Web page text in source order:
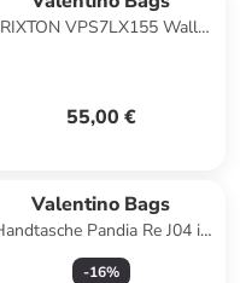
VPS7LX155 Wallet
55,00 €
Valentino Bags
Pandia Re J04 in
Cuoio
-16%